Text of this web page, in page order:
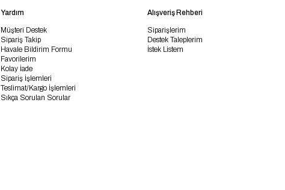
Yardım
Müşteri Destek
Sipariş Takip
Havale Bildirim Formu
Favorilerim
Kolay İade
Sipariş İşlemleri
Teslimat/Kargo İşlemleri
Sıkça Sorulan Sorular
Alışveriş Rehberi
Siparişlerim
Destek Taleplerim
İstek Listem